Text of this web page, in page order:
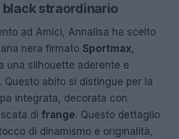
black straordinario
ad Amici, Annalisa ha scelto
nera firmato Sportmax,
una silhouette aderente e
Questo abito si distingue per la
integrata, decorata con
di frange. Questo dettaglio
di dinamismo e originalità,